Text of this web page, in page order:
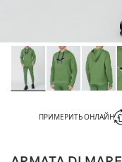
ПРИМЕРИТЬ ОНЛАЙН